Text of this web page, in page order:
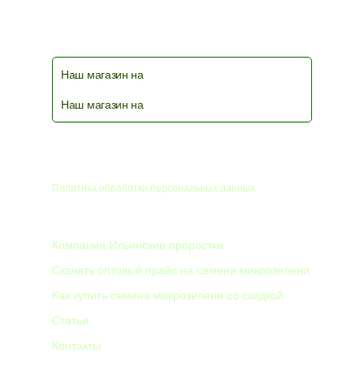
Наш магазин на
Наш магазин на
Политика обработки персональных данных
Компания Ильинские проростки
Скачать оптовый прайс на семена микрозелени
Как купить семена микрозелени со скидкой
Статьи
Контакты